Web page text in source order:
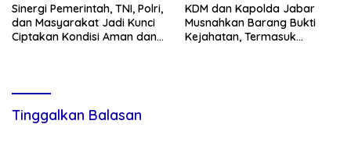
Sinergi Pemerintah, TNI, Polri,
dan Masyarakat Jadi Kunci
Ciptakan Kondisi Aman dan
KDM dan Kapolda Jabar
Musnahkan Barang Bukti
Kejahatan, Termasuk
Tinggalkan Balasan